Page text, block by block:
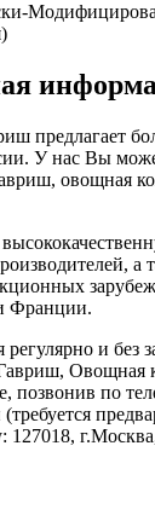
предлагает
У нас Вы
овощная
а
Франции.
регулярно и без
Овощная
позвонив по
127018,